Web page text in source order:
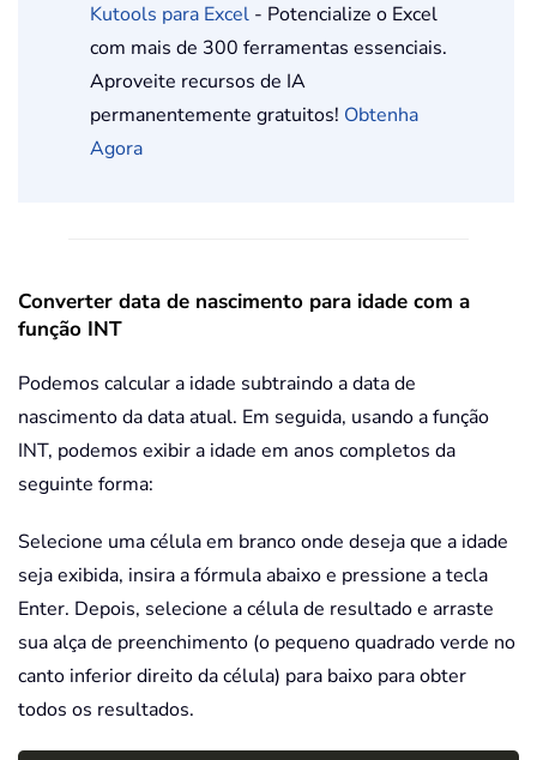
Kutools para Excel - Potencialize o Excel
com mais de 300 ferramentas essenciais.
Aproveite recursos de IA
permanentemente gratuitos! Obtenha
Agora
Converter data de nascimento para idade com a
função INT
Podemos calcular a idade subtraindo a data de
nascimento da data atual. Em seguida, usando a função
INT, podemos exibir a idade em anos completos da
seguinte forma:
Selecione uma célula em branco onde deseja que a idade
seja exibida, insira a fórmula abaixo e pressione a tecla
Enter. Depois, selecione a célula de resultado e arraste
sua alça de preenchimento (o pequeno quadrado verde no
canto inferior direito da célula) para baixo para obter
todos os resultados.